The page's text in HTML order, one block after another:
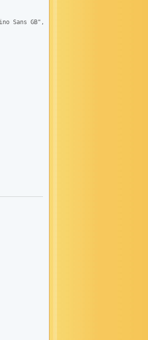
Sans GB", Arial;background:#fff;}